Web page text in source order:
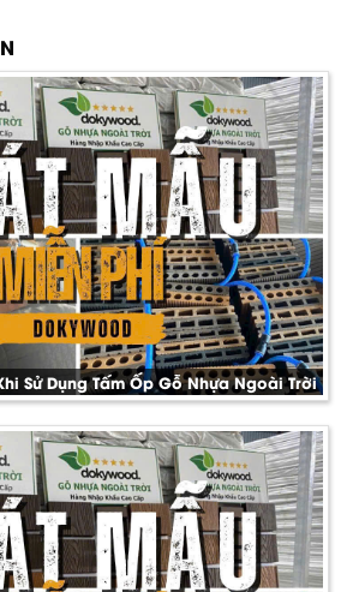
Sử Dụng Tấm Ốp Gỗ Nhựa Ngoài Trời